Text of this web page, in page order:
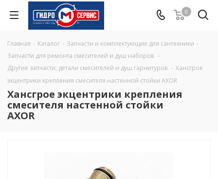
0
Главная - Каталог - Запчасти и комплектующие для сантехники -
Запчасти для ремонта смесителей и душ наборов -
Другие запчасти, детали смесителей и душ гарнитуров - Хансгрое
экцентрики крепления смесителя настенной стойки AXOR
Хансгрое экцентрики крепления
смесителя настенной стойки
AXOR